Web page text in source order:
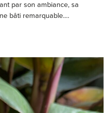
par son ambiance, sa
bâti remarquable.…